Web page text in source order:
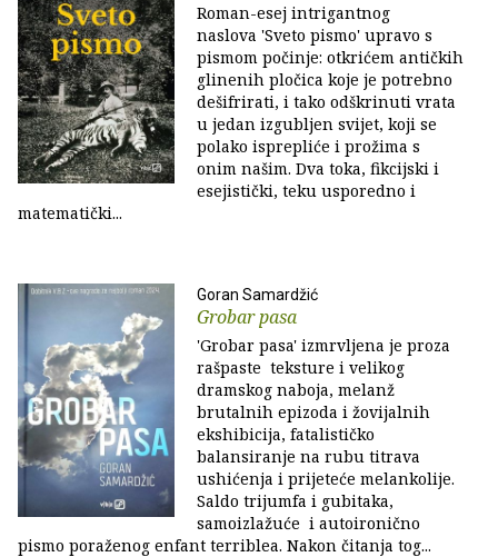
Roman-esej intrigantnog
naslova 'Sveto pismo' upravo s
pismom počinje: otkrićem antičkih
glinenih pločica koje je potrebno
dešifrirati, i tako odškrinuti vrata
u jedan izgubljen svijet, koji se
polako isprepliće i prožima s
onim našim. Dva toka, fikcijski i
esejistički, teku usporedno i
matematički...
Goran Samardžić
Grobar pasa
'Grobar pasa' izmrvljena je proza
rašpaste teksture i velikog
dramskog naboja, melanž
brutalnih epizoda i žovijalnih
ekshibicija, fatalističko
balansiranje na rubu titrava
ushićenja i prijeteće melankolije.
Saldo trijumfa i gubitaka,
samoizlažuće i autoironično
pismo poraženog enfant terriblea. Nakon čitanja tog...